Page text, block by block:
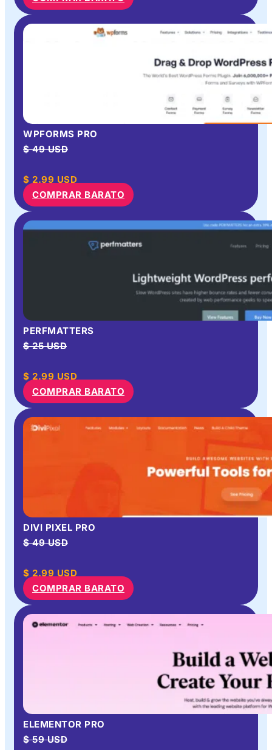
WPFORMS PRO
$ 49 USD
$ 2.99 USD
COMPRAR BARATO
PERFMATTERS
$ 25 USD
$ 2.99 USD
COMPRAR BARATO
DIVI PIXEL PRO
$ 49 USD
$ 2.99 USD
COMPRAR BARATO
ELEMENTOR PRO
$ 59 USD